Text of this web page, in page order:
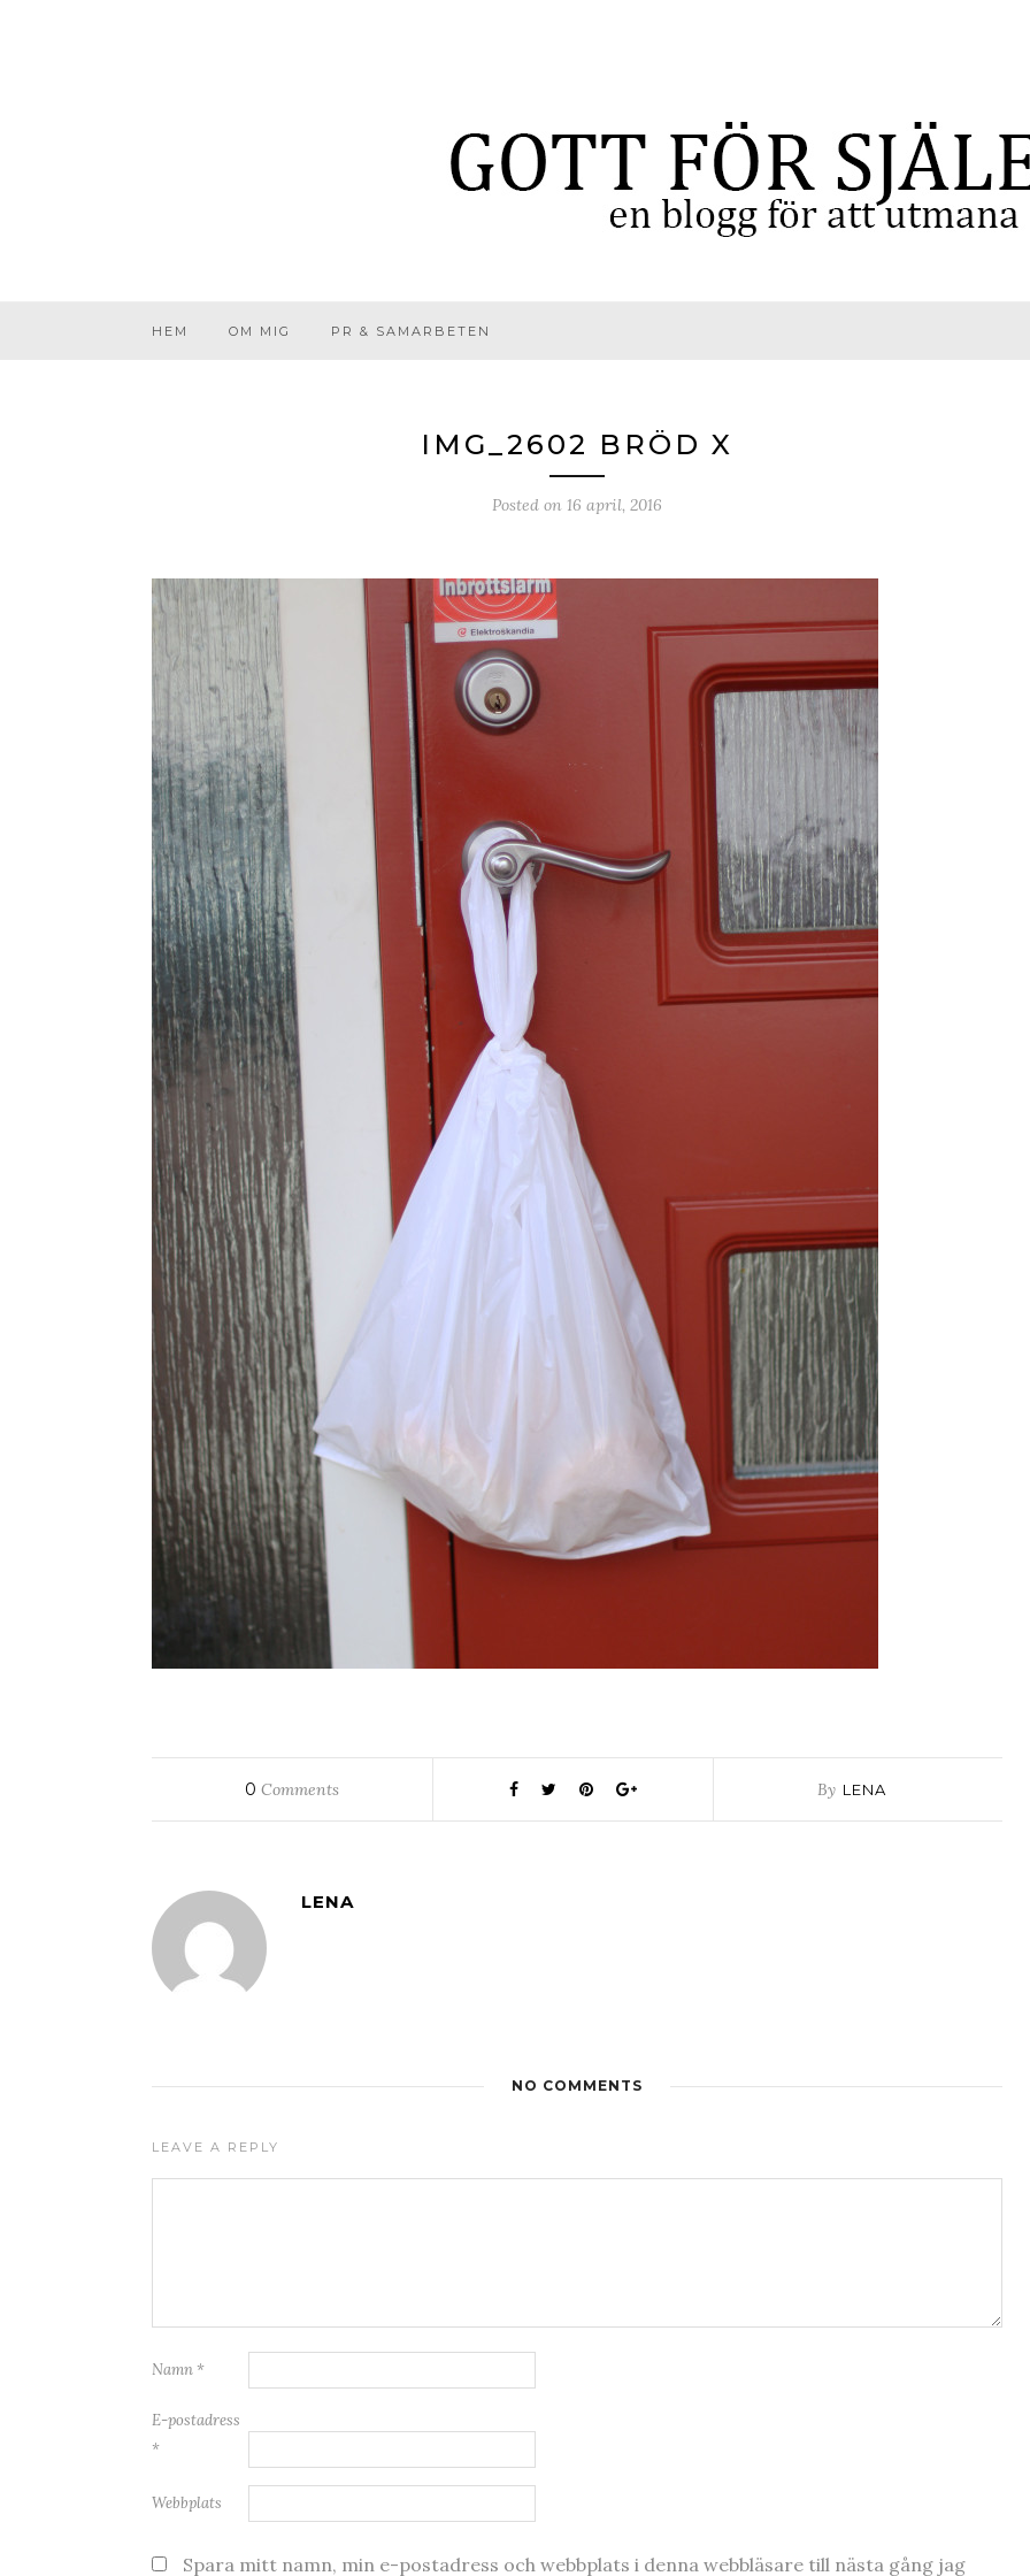
HEM OM MIG PR & SAMARBETEN
IMG_2602 BRÖD X
Posted on 16 april, 2016
0 Comments By LENA
LENA
NO COMMENTS
LEAVE A REPLY
Namn *
E-postadress
*
Webbplats
Spara mitt namn, min e-postadress och webbplats i denna webbläsare till nästa gång jag